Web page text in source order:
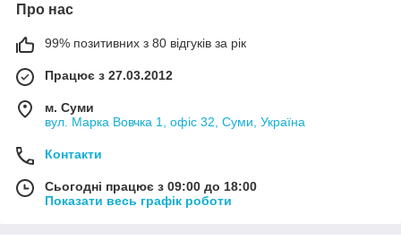
виду (форма поперечин может быть в виде квадрата в ПВХ
чехле или без, овальные или аэродинамические в форме
крыла самолета), по типу установки (на рейлинги, в штатные
места, за водосток или на гладкую крышу), и
функциональности (для перевозки грузов на самих
поперечинах, для установки дополнительного оборудования,
или как деталь тюнинга.
сайте нажав кнопку купить, или заказать у наших
специалистов позвонив по одному из указанных телефонов в
разделе контакты.
Про нас
99% позитивних з 80 відгуків за рік
Працює з 27.03.2012
м. Суми
вул. Марка Вовчка 1, офіс 32, Суми, Україна
Контакти
Сьогодні працює з 09:00 до 18:00
Показати весь графік роботи